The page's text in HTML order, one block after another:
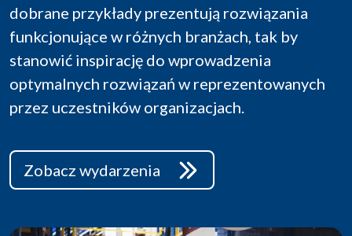
dobrane przykłady prezentują rozwiązania
funkcjonujące w różnych branżach, tak by
stanowić inspirację do wprowadzenia
optymalnych rozwiązań w reprezentowanych
przez uczestników organizacjach.
Zobacz wydarzenia